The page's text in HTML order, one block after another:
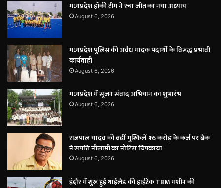
मध्यप्रदेश हॉकी टीम ने रचा जीत का नया अध्याय
August 6, 2026
मध्यप्रदेश पुलिस की अवैध मादक पदार्थों के विरूद्ध प्रभावी
कार्यवाही
August 6, 2026
मध्यप्रदेश में सृजन संवाद अभियान का शुभारंभ
August 6, 2026
राजपाल यादव की बढ़ीं मुश्किलें, ₹16 करोड़ के कर्ज पर बैंक
ने संपत्ति नीलामी का नोटिस चिपकाया
August 6, 2026
इंदौर में शुरू हुई थाईलैंड की हाईटेक TBM मशीन की